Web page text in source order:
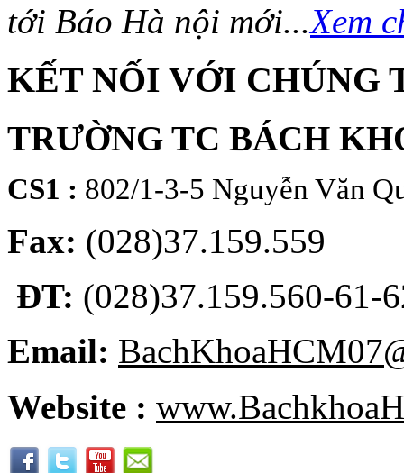
tới Báo Hà nội mới...Xem
KẾT NỐI VỚI CHÚNG
TRƯỜNG TC BÁCH
CS1 : 802/1-3-5 Nguyễn Văn
Fax: (028)37.159.559
ĐT: (028)37.159.560-61-
Email:
Website :